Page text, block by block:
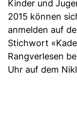
Kinder und
2015 können
anmelden auf
Stichwort
Rangverlesen
Uhr auf dem